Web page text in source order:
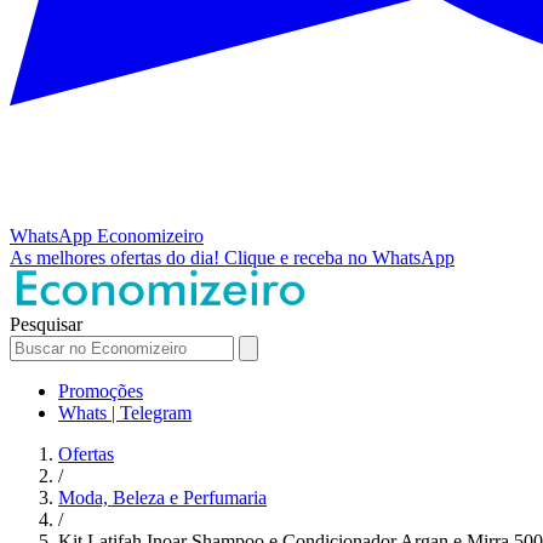
WhatsApp Economizeiro
As melhores ofertas do dia! Clique e receba no WhatsApp
Pesquisar
Promoções
Whats | Telegram
Ofertas
/
Moda, Beleza e Perfumaria
/